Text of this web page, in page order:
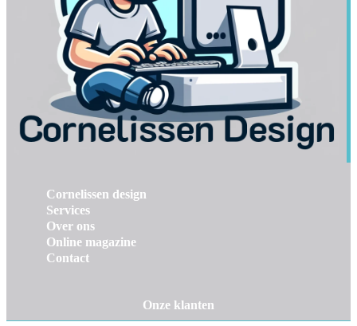
Cornelissen design
Services
Over ons
Online magazine
Contact
Onze klanten